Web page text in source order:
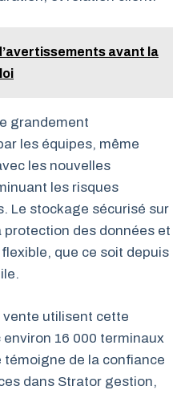
avant la
grandement
les équipes, même
les nouvelles
les risques
Le stockage sécurisé sur
des données et
que ce soit depuis
vente utilisent cette
16 000 terminaux
de la confiance
dans Strator gestion,